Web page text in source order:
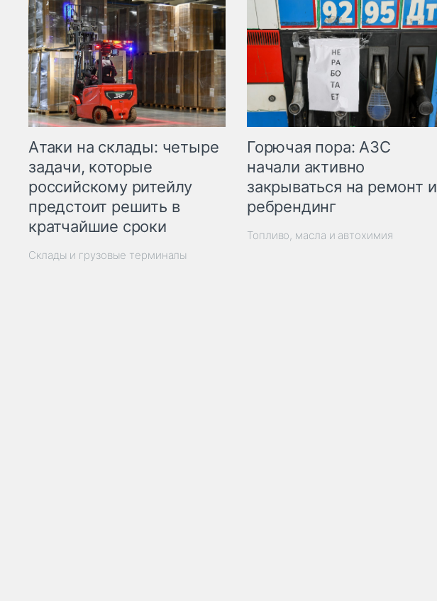
Атаки на склады: четыре
задачи, которые
российскому ритейлу
предстоит решить в
кратчайшие сроки
Склады и грузовые терминалы
Горючая пора: АЗС
начали активно
закрываться на ремонт и
ребрендинг
Топливо, масла и автохимия